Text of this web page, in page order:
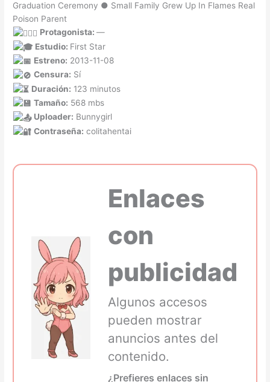
Graduation Ceremony ● Small Family Grew Up In Flames Real
Poison Parent
Protagonista: —
Estudio: First Star
Estreno: 2013-11-08
Censura: Sí
Duración: 123 minutos
Tamaño: 568 mbs
Uploader: Bunnygirl
Contraseña: colitahentai
Enlaces
con
publicidad
Algunos accesos
pueden mostrar
anuncios antes del
contenido.
¿Prefieres enlaces sin